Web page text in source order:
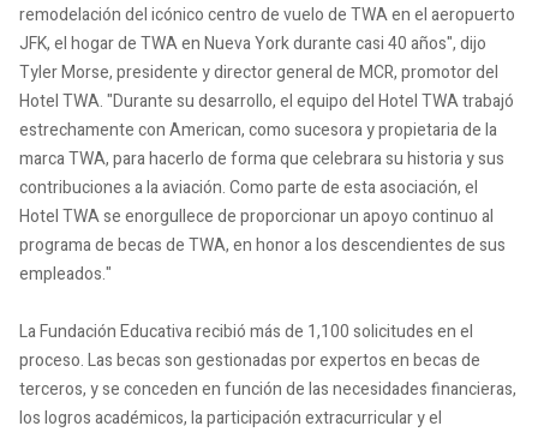
remodelación del icónico centro de vuelo de TWA en el aeropuerto
JFK, el hogar de TWA en Nueva York durante casi 40 años", dijo
Tyler Morse, presidente y director general de MCR, promotor del
Hotel TWA. "Durante su desarrollo, el equipo del Hotel TWA trabajó
estrechamente con American, como sucesora y propietaria de la
marca TWA, para hacerlo de forma que celebrara su historia y sus
contribuciones a la aviación. Como parte de esta asociación, el
Hotel TWA se enorgullece de proporcionar un apoyo continuo al
programa de becas de TWA, en honor a los descendientes de sus
empleados."
La Fundación Educativa recibió más de 1,100 solicitudes en el
proceso. Las becas son gestionadas por expertos en becas de
terceros, y se conceden en función de las necesidades financieras,
los logros académicos, la participación extracurricular y el